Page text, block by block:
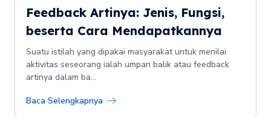
Feedback Artinya: Jenis, Fungsi,
beserta Cara Mendapatkannya
Suatu istilah yang dipakai masyarakat untuk menilai
aktivitas seseorang ialah umpan balik atau feedback
artinya dalam ba...
Baca Selengkapnya